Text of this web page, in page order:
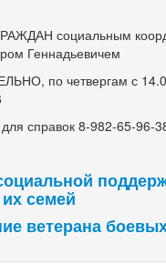
социальным
Геннадьевичем
по четвергам с
справок 8-982-65-96-
семей
ветерана